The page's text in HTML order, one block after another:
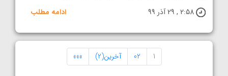
2:58 , 29 آذر 99
ادامه مطلب
1
02 آخرین(2) »»»